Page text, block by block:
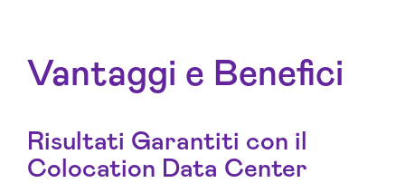
Vantaggi e Benefici
Risultati Garantiti con il
Colocation Data Center